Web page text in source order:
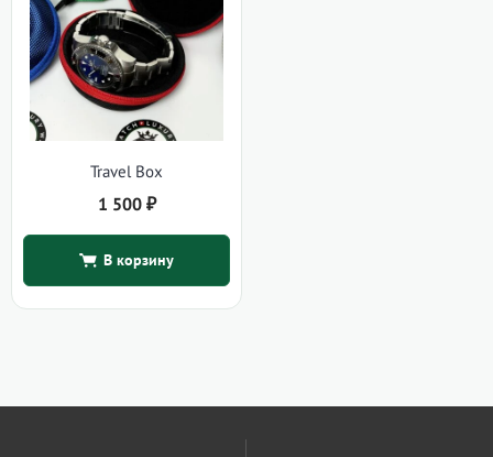
Travel Box
1 500 ₽
В корзину